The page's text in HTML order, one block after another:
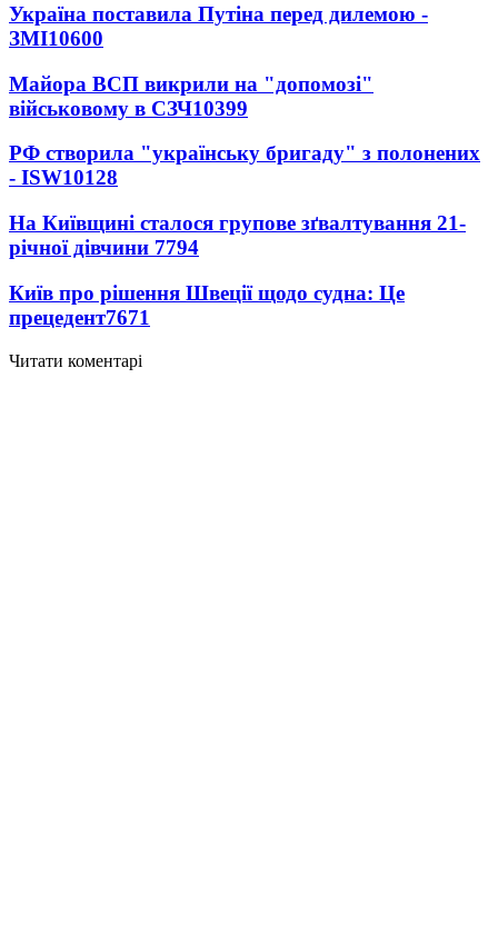
Україна поставила Путіна перед дилемою -
ЗМІ10600
Майора ВСП викрили на "допомозі"
військовому в СЗЧ10399
РФ створила "українську бригаду" з полонених
- ISW10128
На Київщині сталося групове зґвалтування 21-
річної дівчини 7794
Київ про рішення Швеції щодо судна: Це
прецедент7671
Читати коментарі